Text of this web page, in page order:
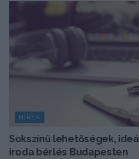
HÍREK
Sokszínű lehetőségek,
iroda bérlés Budapesten